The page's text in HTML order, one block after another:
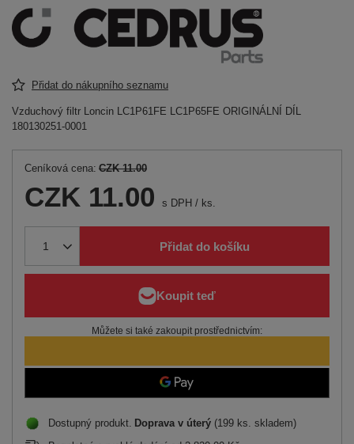
Přidat do nákupního seznamu
Vzduchový filtr Loncin LC1P61FE LC1P65FE ORIGINÁLNÍ DÍL
180130251-0001
Ceníková cena: CZK 11.00
CZK 11.00 s DPH / ks.
Přidat do košíku
Můžete si také zakoupit prostřednictvím:
Dostupný produkt Doprava v úterý (199 ks. skladem)